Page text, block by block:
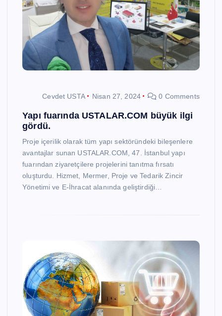
Cevdet USTA Nisan 27, 2024 0 Comments
Yapı fuarında USTALAR.COM büyük ilgi
gördü.
Proje içerilik olarak tüm yapı sektöründeki bileşenlere
avantajlar sunan USTALAR.COM, 47. İstanbul yapı
fuarından ziyaretçilere projelerini tanıtma fırsatı
oluşturdu. Hizmet, Mermer, Proje ve Tedarik Zincir
Yönetimi ve E-İhracat alanında geliştirdiği…